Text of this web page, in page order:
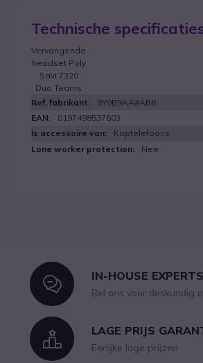
Technische
Vervangende
headset Poly
Savi 7320
Duo Teams
8Y9B9AA#ABB
0197498537603
Koptelefoons
Nee
IconIN-HOUSE EXPERTS
Bel ons voor deskundig
IconLAGE PRIJS
Eerlijke lage prijzen